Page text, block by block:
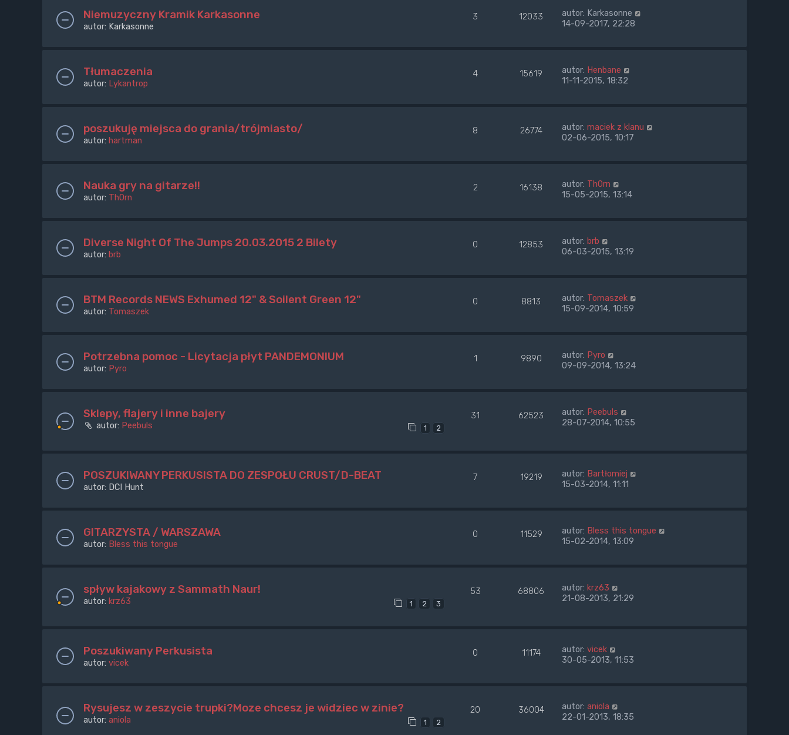
Niemuzyczny Kramik Karkasonne
autor: Karkasonne
3 12033 autor: Karkasonne
14-09-2017, 22:28
Tłumaczenia
autor: Lykantrop
4 15619 autor: Henbane
11-11-2015, 18:32
poszukuję miejsca do grania/trójmiasto/
autor: hartman
8 26774 autor: maciek z klanu
02-06-2015, 10:17
Nauka gry na gitarze!!
autor: Th0rn
2 16138 autor: Th0rn
15-05-2015, 13:14
Diverse Night Of The Jumps 20.03.2015 2 Bilety
autor: brb
0 12853 autor: brb
06-03-2015, 13:19
BTM Records NEWS Exhumed 12" & Soilent Green 12"
autor: Tomaszek
0 8813 autor: Tomaszek
15-09-2014, 10:59
Potrzebna pomoc - Licytacja płyt PANDEMONIUM
autor: Pyro
1 9890 autor: Pyro
09-09-2014, 13:24
Sklepy, flajery i inne bajery
autor: Peebuls 1 2
31 62523 autor: Peebuls
28-07-2014, 10:55
POSZUKIWANY PERKUSISTA DO ZESPOŁU CRUST/D-BEAT
autor: DCI Hunt
7 19219 autor: Bartłomiej
15-03-2014, 11:11
GITARZYSTA / WARSZAWA
autor: Bless this tongue
0 11529 autor: Bless this tongue
15-02-2014, 13:09
spływ kajakowy z Sammath Naur!
autor: krz63 1 2 3
53 68806 autor: krz63
21-08-2013, 21:29
Poszukiwany Perkusista
autor: vicek
0 11174 autor: vicek
30-05-2013, 11:53
Rysujesz w zeszycie trupki?Moze chcesz je widziec w zinie?
autor: aniola 1 2
20 36004 autor: aniola
22-01-2013, 18:35